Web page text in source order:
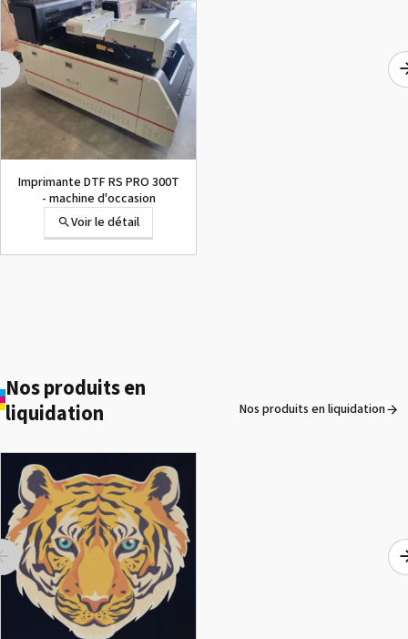
Imprimante DTF RS PRO 300T
- machine d'occasion
Voir le détail
ROLAND DG VersaArt RE-640 /
OCCASION
Voir le détail
Nos produits en
liquidation
Nos produits en liquidation